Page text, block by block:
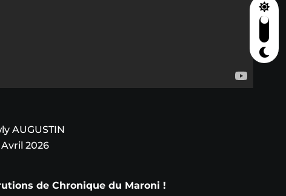
AUGUSTIN
2026
de Chronique du Maroni !